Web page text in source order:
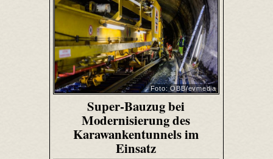
Foto: ÖBB/evmedia
Super-Bauzug bei
Modernisierung des
Karawankentunnels im
Einsatz